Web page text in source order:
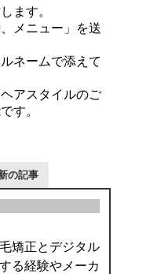
ます。
メニュー」を送
ネームで添えて
アスタイルのご
す。
の記事
矯正とデジタル
る経験やメーカ